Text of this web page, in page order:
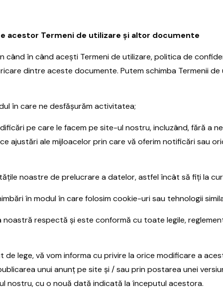
acestor Termeni de utilizare și altor documente
când în când acești Termeni de utilizare, politica de
dintre aceste documente. Putem schimba Termenii
în care ne desfășurăm activitatea;
pe care le facem pe site-ul nostru, incluzând, fără a
ajustări ale mijloacelor prin care vă oferim notificări sau
noastre de prelucrare a datelor, astfel încât să fiți la
în modul în care folosim cookie-uri sau tehnologii
noastră respectă și este conformă cu toate legile,
lege, vă vom informa cu privire la orice modificare a
unui anunț pe site și / sau prin postarea unei
nostru, cu o nouă dată indicată la începutul acestora.